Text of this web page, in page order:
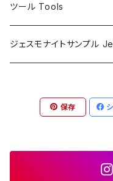
ステインプルーフコート
ツール Tools
攪拌ブレード Mixing
刷毛 Brush
カップ Cup
ジェスモナイトサンプル
保存